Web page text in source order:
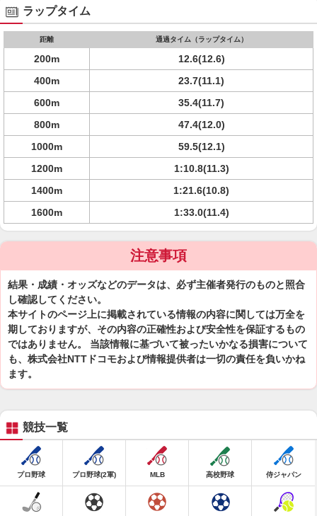
ラップタイム
距離 通過タイム（ラップタイム）
200m
12.6(12.6)
400m
23.7(11.1)
600m
35.4(11.7)
800m
47.4(12.0)
1000m
59.5(12.1)
1200m
1:10.8(11.3)
1400m
1:21.6(10.8)
1600m
1:33.0(11.4)
注意事項
結果・成績・オッズなどのデータは、必ず主催者発行のものと照合
し確認してください。
本サイトのページ上に掲載されている情報の内容に関しては万全を
期しておりますが、その内容の正確性および安全性を保証するもの
ではありません。 当該情報に基づいて被ったいかなる損害について
も、株式会社NTTドコモおよび情報提供者は一切の責任を負いかね
ます。
競技一覧
プロ野球 プロ野球(2軍) MLB 高校野球 侍ジャパン